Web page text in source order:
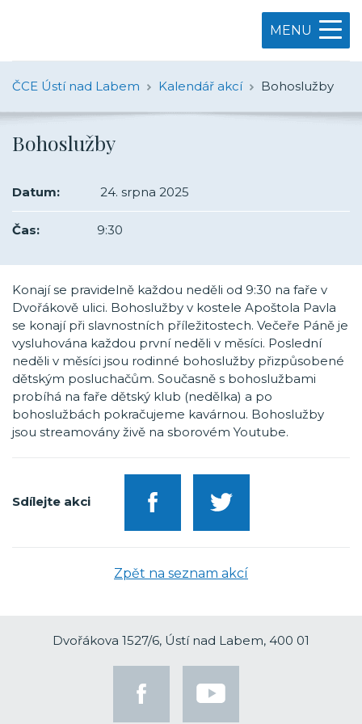
MENU
ČCE Ústí nad Labem Kalendář akcí Bohoslužby
Bohoslužby
Datum: 24. srpna 2025
Čas: 9:30
Konají se pravidelně každou neděli od 9:30 na faře v
Dvořákově ulici. Bohoslužby v kostele Apoštola Pavla
se konají při slavnostních příležitostech. Večeře Páně je
vysluhována každou první neděli v měsíci. Poslední
neděli v měsíci jsou rodinné bohoslužby přizpůsobené
dětským posluchačům. Současně s bohoslužbami
probíhá na faře dětský klub (nedělka) a po
bohoslužbách pokračujeme kavárnou. Bohoslužby
jsou streamovány živě na sborovém Youtube.
Sdílejte akci
Zpět na seznam akcí
Dvořákova 1527/6, Ústí nad Labem, 400 01